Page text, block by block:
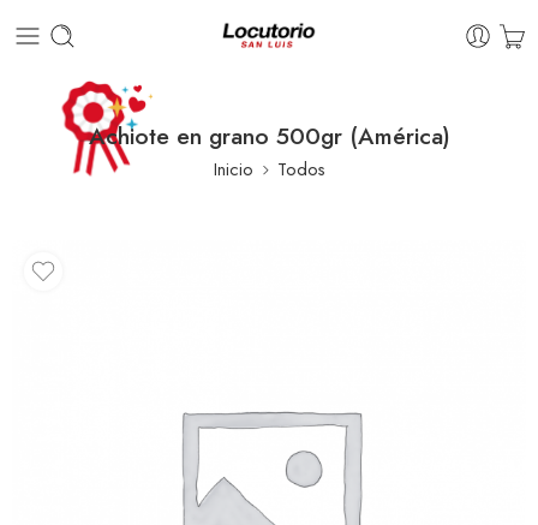
Achiote en grano 500gr (América)
Inicio Todos